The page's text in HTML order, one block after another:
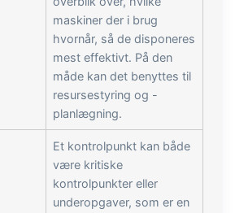
maskiner der i brug
hvornår, så de disponeres
mest effektivt. På den
måde kan det benyttes til
resursestyring og -
planlægning.
Et kontrolpunkt kan både
være kritiske
kontrolpunkter eller
underopgaver, som er en